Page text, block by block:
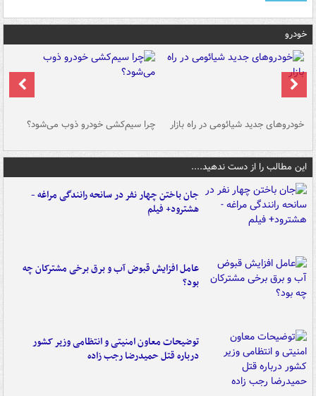
خودرو
خودروهای جدید شیائومی در راه بازار چرا سیم‌کشی خودرو ذوب می‌شود؟
این مطالب را از دست ندهید....
جان باختن چهار نفر در سانحه رانندگی مراغه -
هشترود+ فیلم
عامل افزایش قبوض آب و برق برخی مشترکان چه
بود؟
توضیحات معاون امنیتی و انتظامی وزیر کشور
درباره قتل حمیدرضا رجب زاده